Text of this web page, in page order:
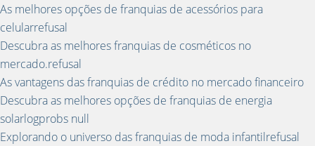
As melhores opções de franquias de acessórios para
celularrefusal
Descubra as melhores franquias de cosméticos no
mercado.refusal
As vantagens das franquias de crédito no mercado financeiro
Descubra as melhores opções de franquias de energia
solarlogprobs null
Explorando o universo das franquias de moda infantilrefusal